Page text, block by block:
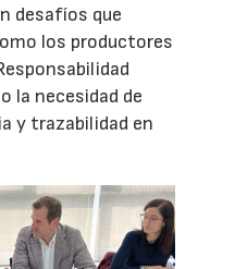
desafíos que
los productores
la necesidad de
y trazabilidad en